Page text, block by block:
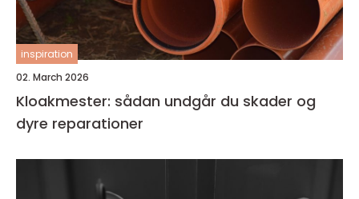
inspiration
02. March 2026
Kloakmester: sådan undgår du skader og
dyre reparationer